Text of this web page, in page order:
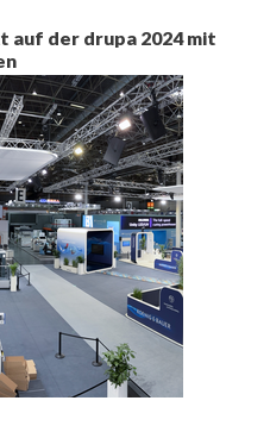
auf der drupa 2024 mit